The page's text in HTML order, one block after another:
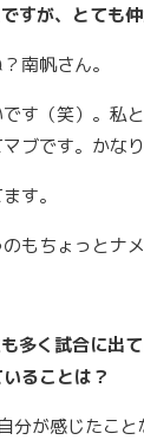
すが、とても
南帆さん。
です（笑）。私
ブです。かな
す。
もちょっとナ
多く試合に出
ることは？
分が感じたこ